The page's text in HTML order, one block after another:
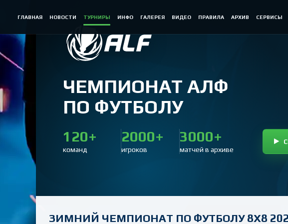
ЧЕМПИОНАТ АЛФ
ПО ФУТБОЛУ
120+
команд
2000+
игроков
3000+
матчей в архиве
ГЛАВНАЯ НОВОСТИ ТУРНИРЫ ИНФО ГАЛЕРЕЯ ВИДЕО ПРАВИЛА АРХИВ СЕРВИСЫ
ЗИМНИЙ ЧЕМПИОНАТ ПО ФУТБОЛУ 8Х8